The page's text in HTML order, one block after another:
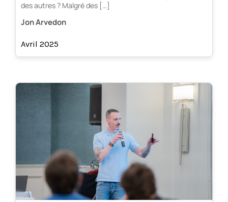
des autres ? Malgré des […]
Jon Arvedon
Avril 2025